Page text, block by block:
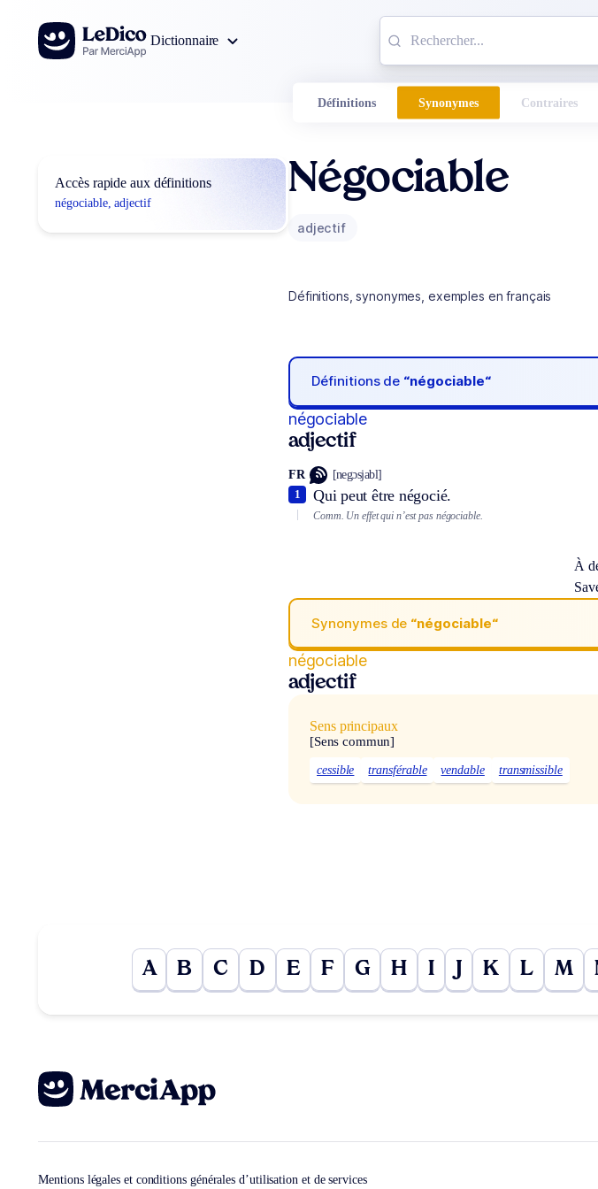
Aller au contenu
Dictionnaire
Définitions Synonymes Contraires
Accès rapide aux définitions
négociable, adjectif
Négociable
adjectif
Définitions, synonymes, exemples en français
Définitions de “négociable“
négociable
adjectif
FR [negɔsjabl]
Qui peut être négocié.
1
Comm. Un effet qui n’est pas négociable.
À
Synonymes de “négociable“
négociable
adjectif
Sens principaux
[Sens commun]
cessible transférable vendable transmissible
A B C D E F G H I J K L M
Mentions légales et conditions générales d’utilisation et de services